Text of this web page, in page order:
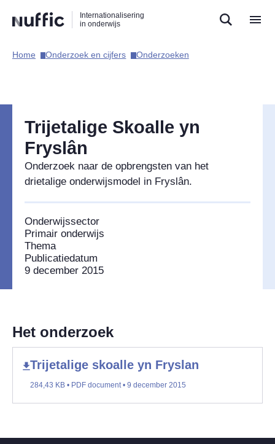
naar
zoekfunctie
naar
hoofdnavigatie
naar
inhoud
Internationalisering
in onderwijs
Hoofdnavigatie
Home​ Onderzoek en cijfers​ Onderzoeken​
Trijetalige Skoalle yn
Fryslân
Onderzoek naar de opbrengsten van het
drietalige onderwijsmodel in Fryslân.
Onderwijssector
Primair onderwijs
Thema
Publicatiedatum
9 december 2015
Het onderzoek
Trijetalige skoalle yn Fryslan
284,43 KB • PDF document • 9 december 2015